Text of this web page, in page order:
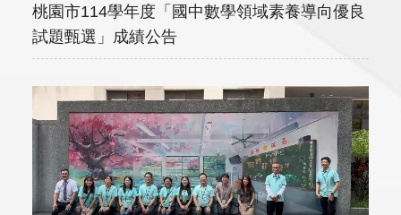
桃園市114學年度「國中數學領域素養導向優良
試題甄選」成績公告